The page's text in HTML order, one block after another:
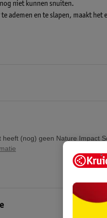
niet kunnen snuiten.
ademen en te slapen, maakt
direct nadat de oplossing is
verbeteren.
de neus van je baby
heeft (nog) geen Nature Impact